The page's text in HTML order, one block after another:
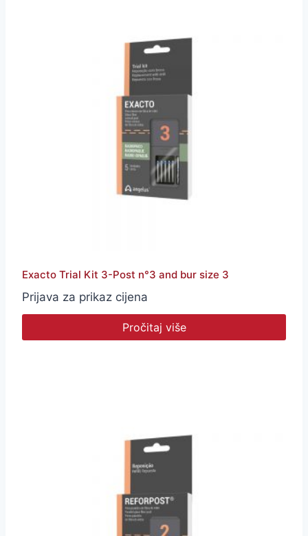
Exacto Trial Kit 3-Post n°3 and bur size 3
Prijava za prikaz cijena
Pročitaj više